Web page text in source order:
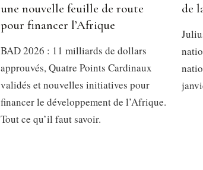
une nouvelle feuille de route
pour financer l’Afrique
BAD 2026 : 11 milliards de dollars
approuvés, Quatre Points Cardinaux
validés et nouvelles initiatives pour
financer le développement de l’Afrique.
Tout ce qu’il faut savoir.
de